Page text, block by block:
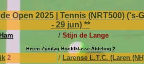
Open 2025 | Tennis (NRT500) ('s-
- 29 jun) **
/ Stijn de Lange
Heren Zondag Hoofdklasse Afdeling 2
2 / Larense L.T.C. (Laren